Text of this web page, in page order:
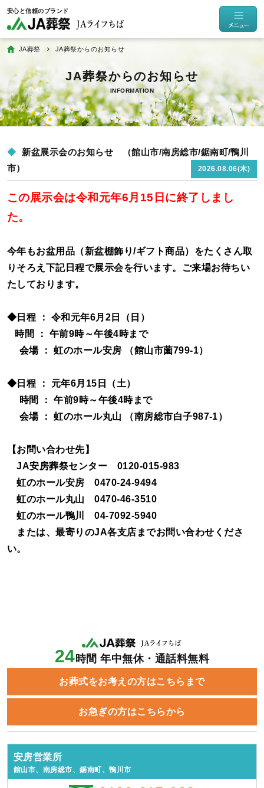
JA葬祭 JA葬祭からのお知らせ
INFORMATION
新盆展示会のお知らせ （館山市/南房総市/鋸南町/鴨川
市）
2026.08.06(木)
この展示会は令和元年6月15日に終了しまし
た。
今年もお盆用品（新盆棚飾り/ギフト商品）をたくさん取
りそろえ下記日程で展示会を行います。ご来場お待ちい
たしております。
◆日程 ： 令和元年6月2日（日）
時間 ： 午前9時～午後4時まで
会場 ： 虹のホール安房 （館山市薗799-1）
◆日程 ： 元年6月15日（土）
時間 ： 午前9時～午後4時まで
会場 ： 虹のホール丸山 （南房総市白子987-1）
【お問い合わせ先】
JA安房葬祭センター 0120-015-983
虹のホール安房 0470-24-9494
虹のホール丸山 0470-46-3510
虹のホール鴨川 04-7092-5940
または、最寄りのJA各支店までお問い合わせくださ
い。
24時間 年中無休・通話料無料
お葬式をお考えの方はこちらまで
お急ぎの方はこちらから
安房営業所
館山市、南房総市、鋸南町、鴨川市